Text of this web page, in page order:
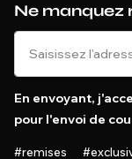
Ne manquez
En envoyant,
pour l'envoi de
#remises